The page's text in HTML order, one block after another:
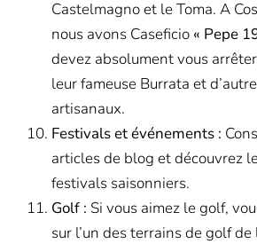
Castelmagno et le Toma. A
nous avons Caseficio « Pepe
devez absolument vous
leur fameuse Burrata et
artisanaux.
Festivals et événements :
articles de blog et découvrez
festivals saisonniers.
Golf : Si vous aimez le golf,
sur l’un des terrains de golf